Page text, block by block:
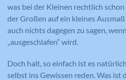
was bei der Kleinen rechtlich
der Großen auf ein kleines
auch nichts dagegen zu sagen,
„ausgeschlafen“ wird.
Doch halt, so einfach ist es
selbst ins Gewissen reden. Was ist